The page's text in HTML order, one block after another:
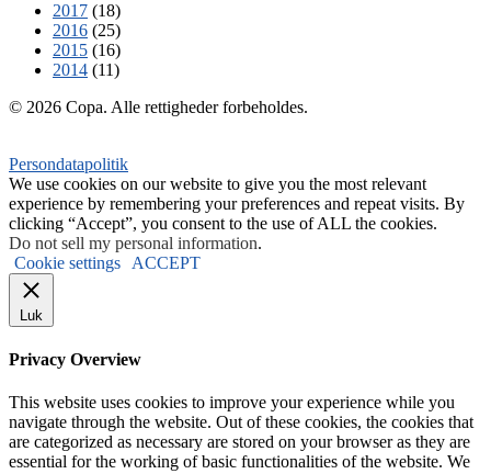
2017 (18)
2016 (25)
2015 (16)
2014 (11)
© 2026 Copa. Alle rettigheder forbeholdes.
Persondatapolitik
We use cookies on our website to give you the most relevant
experience by remembering your preferences and repeat visits. By
clicking “Accept”, you consent to the use of ALL the cookies.
Do not sell my personal information.
Cookie settings
ACCEPT
Luk
Privacy Overview
This website uses cookies to improve your experience while you
navigate through the website. Out of these cookies, the cookies that
are categorized as necessary are stored on your browser as they are
essential for the working of basic functionalities of the website. We